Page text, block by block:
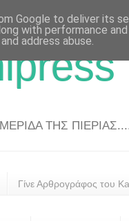
ΤΗΣ
Γίνε Αρθρογράφος του
Google to deliver its
with performance
address abuse.